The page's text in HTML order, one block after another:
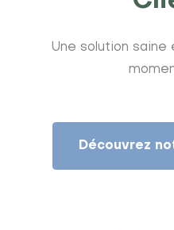
Une solution
Découvrez